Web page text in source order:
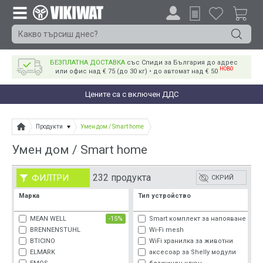
БЕЗПЛАТНА ДОСТАВКА със Спиди за България до адрес
или офис над € 75 (до 30 кг) • до автомат над € 50 НОВО
Цените са с включен ДДС
Продукти Умен дом / Smart home
Умен дом / Smart home
ФИЛТРИ 232 продукта СКРИЙ
Марка
MEAN WELL
-15%
BRENNENSTUHL
BTICINO
ELMARK
Тип устройство
Smart комплект за напояване
Wi-Fi mesh
WiFi хранилка за животни
аксесоар за Shelly модули